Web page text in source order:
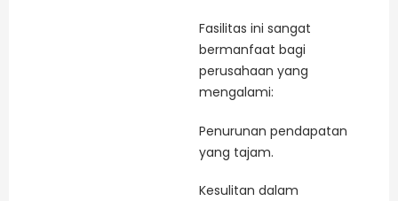
Fasilitas ini sangat
bermanfaat bagi
perusahaan yang
mengalami:
Penurunan pendapatan
yang tajam.
Kesulitan dalam